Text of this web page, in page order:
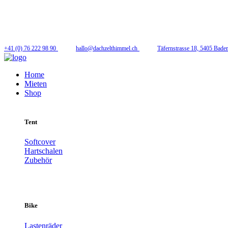
+41 (0) 76 222 98 90 hallo@dachzelthimmel.ch Täfernstrasse 18, 5405
Home
Mieten
Shop
Tent
Softcover
Hartschalen
Zubehör
Bike
Lastenräder